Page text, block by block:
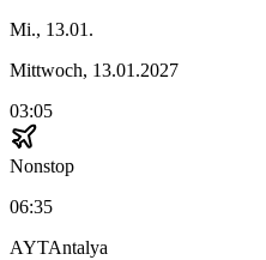
Mi., 13.01.
Mittwoch, 13.01.2027
03:05
Nonstop
06:35
AYTAntalya